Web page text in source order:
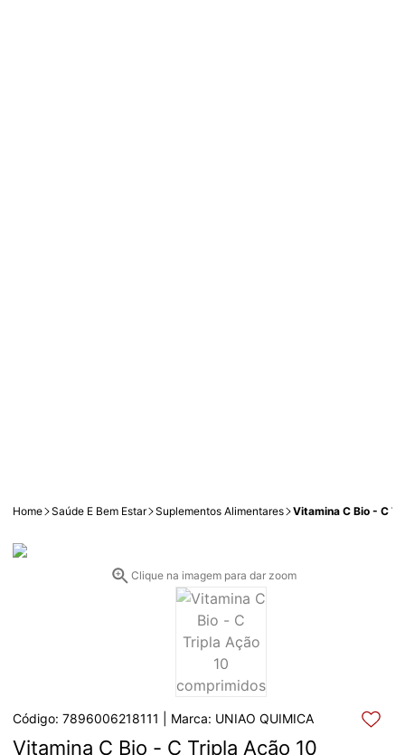
Home Saúde E Bem Estar Suplementos Alimentares Vitamina C Bio - C
Clique na imagem para dar zoom
Código: 7896006218111 | Marca: UNIAO QUIMICA
Vitamina C Bio - C Tripla Ação 10